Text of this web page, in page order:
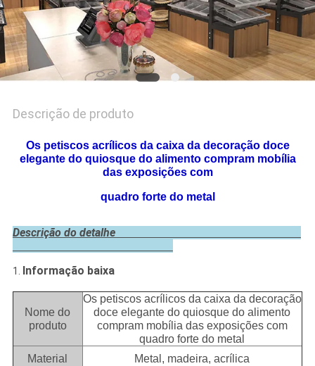
Descrição de produto
Os petiscos acrílicos da caixa da decoração doce
elegante do quiosque do alimento compram mobília
das exposições com
quadro forte do metal
Descrição do detalhe
1. Informação baixa
Nome do
produto
Os petiscos acrílicos da caixa da decoração
doce elegante do quiosque do alimento
compram mobília das exposições com
quadro forte do metal
Material
Metal, madeira, acrílica